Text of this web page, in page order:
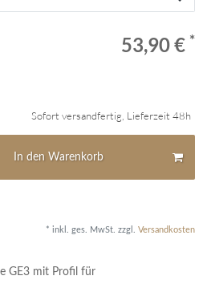
53,90 € *
Sofort versandfertig, Lieferzeit 48h
In den Warenkorb
* inkl. ges. MwSt. zzgl. Versandkosten
GE3 mit Profil für